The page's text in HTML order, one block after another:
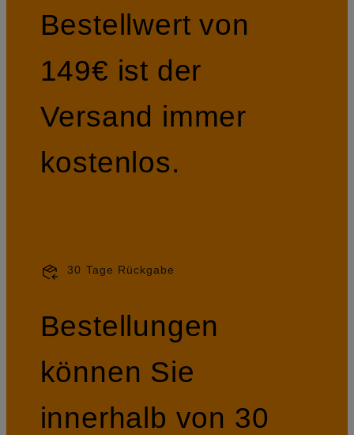
Bestellwert von
149€ ist der
Versand immer
kostenlos.
30 Tage Rückgabe
Bestellungen
können Sie
innerhalb von 30